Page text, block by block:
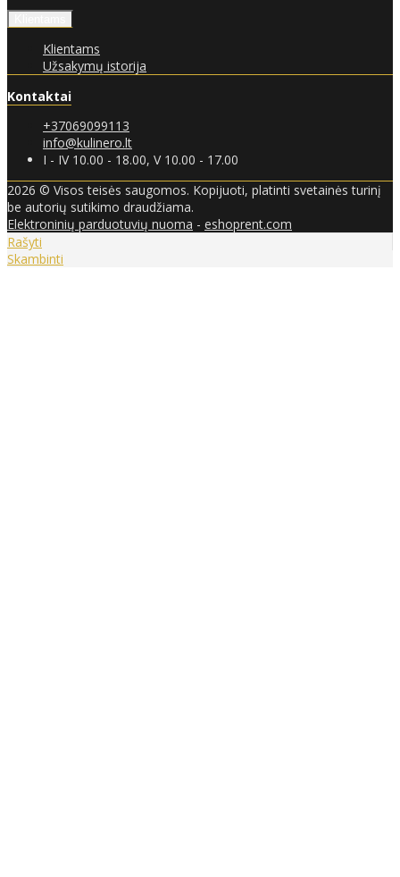
Klientams
Užsakymų istorija
Kontaktai
+37069099113
info@kulinero.lt
I - IV 10.00 - 18.00, V 10.00 - 17.00
2026 © Visos teisės saugomos. Kopijuoti, platinti svetainės turinį
be autorių sutikimo draudžiama.
Elektroninių parduotuvių nuoma - eshoprent.com
Rašyti
Skambinti